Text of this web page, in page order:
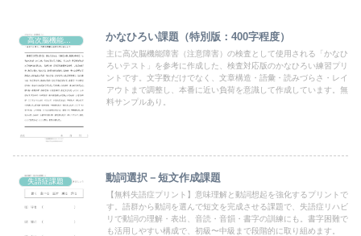
かなひろい課題（特別版：400字程度）
主に高次脳機能障害（注意障害）の検査として使用される「かなひ
ろいテスト」を参考に作成した、検査対応版のかなひろい練習プリ
ントです。文字数だけでなく、文章構造・語彙・読みづらさ・レイ
アウトまで調整し、本番に近い負荷を意識して作成しています。無
料サンプルあり。
失語症課題 動詞選択－短文作成課題
【無料失語症プリント】意味理解と動詞想起を強化するプリントで
す。語群から動詞を選んで短文を完成させる課題で、失語症リハビ
リで動詞の理解・表出、音読・音韻・書字の訓練にも。書字困難で
も活用しやすい構成で、初級〜中級まで段階的に取り組めます。